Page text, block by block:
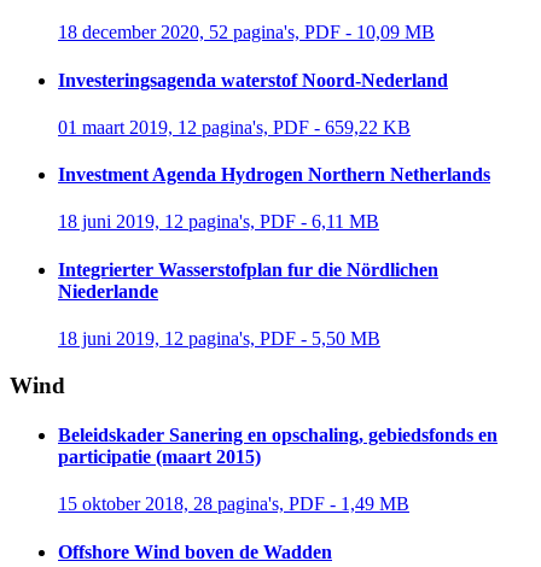
18 december 2020, 52 pagina's, PDF - 10,09 MB
Investeringsagenda waterstof Noord-Nederland
01 maart 2019, 12 pagina's, PDF - 659,22 KB
Investment Agenda Hydrogen Northern Netherlands
18 juni 2019, 12 pagina's, PDF - 6,11 MB
Integrierter Wasserstofplan fur die Nördlichen
Niederlande
18 juni 2019, 12 pagina's, PDF - 5,50 MB
Wind
Beleidskader Sanering en opschaling, gebiedsfonds en
participatie (maart 2015)
15 oktober 2018, 28 pagina's, PDF - 1,49 MB
Offshore Wind boven de Wadden